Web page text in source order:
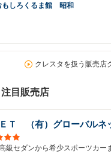
会えなかったので後日、愛車で
もしろくるま館 昭和
クレスタを扱う販売店
目販売店
Ｔ （有）グローバルネ
級セダンから希少スポーツカー